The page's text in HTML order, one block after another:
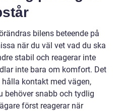
bilens beteende på
när du väl vet vad du ska
stabil och reagerar inte
inte bara om komfort. Det
kontakt med vägen,
behöver snabb och tydlig
först reagerar när